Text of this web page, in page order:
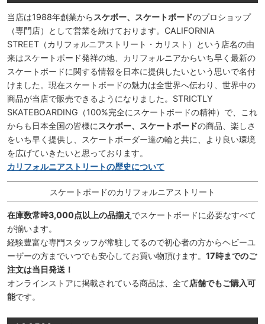
当店は1988年創業から スケボー、スケートボードのプロショップ
（専門店）として営業を続けております。CALIFORNIA
STREET（カリフォルニアストリート・カリスト）という店名の由
来はスケートボード発祥の地、カリフォルニアからいち早く最新の
スケートボードに関する情報を日本に提供したいという思いで名付
けました。現在スケートボードの魅力は全世界へ伝わり、世界中の
商品が当店で販売できるようになりました。STRICTLY
SKATEBOARDING（100%完全にスケートボードの精神）で、これ
からも日本全国の皆様に スケボー、スケートボードの商品、楽しさ
をいち早く提供し、スケートボーダー達の輪と共に、より良い環境
を広げていきたいと思っております。
カリフォルニアストリートの歴史について
スケートボードのカリフォルニアストリート
在庫数常時3,000点以上の品揃え でスケートボードに必要なすべて
が揃います。
経験豊富な専門スタッフが常駐してるので初心者の方からヘビーユ
ーザーの方までいつでも安心してお買い物頂けます。 17時までのご
注文は当日発送！
オンラインストアに掲載されている商品は、全て店舗でもご購入可
能です。